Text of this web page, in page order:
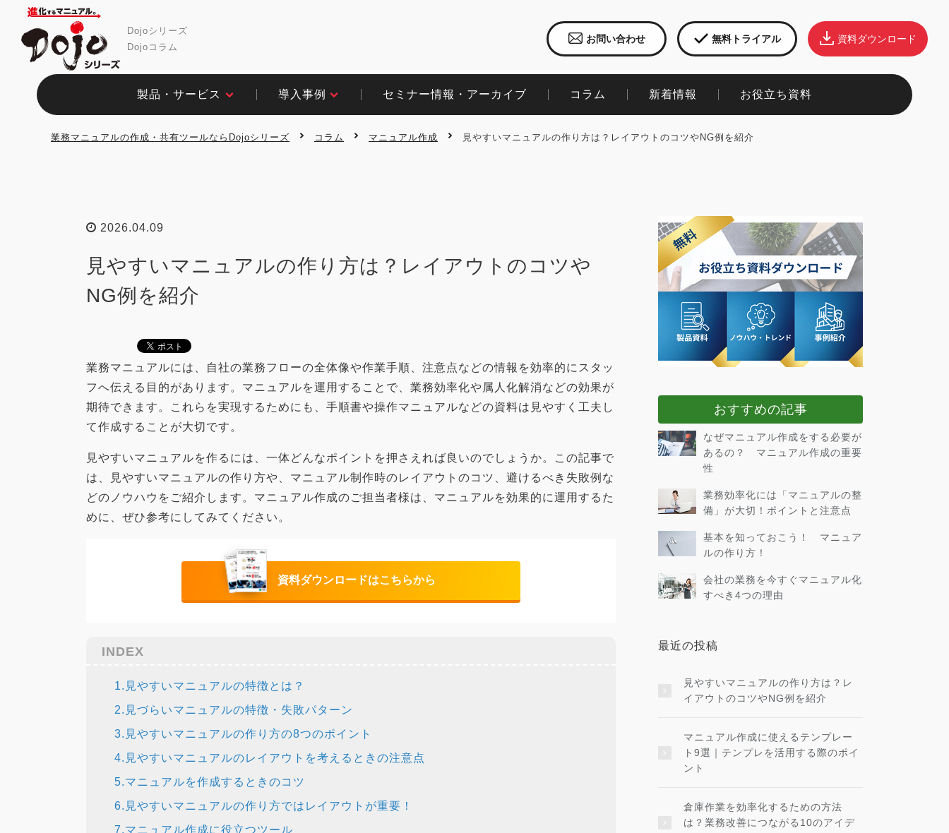
Dojoシリーズ
Dojoコラム
お問い合わせ 無料トライアル 資料ダウンロード
製品・サービス​ 導入事例​ セミナー情報・アーカイブ コラム​ 新着情報​ お役立ち資料​
業務マニュアルの作成・共有ツールならDojoシリーズ コラム マニュアル作成 見やすいマニュアルの作り方は？レイアウトのコツやNG例を紹介
2026.04.09
見やすいマニュアルの作り方は？レイアウトのコツや
NG例を紹介
業務マニュアルには、自社の業務フローの全体像や作業手順、注意点などの情報を効率的にスタッ
フへ伝える目的があります。マニュアルを運用することで、業務効率化や属人化解消などの効果が
期待できます。これらを実現するためにも、手順書や操作マニュアルなどの資料は見やすく工夫し
て作成することが大切です。
見やすいマニュアルを作るには、一体どんなポイントを押さえれば良いのでしょうか。この記事で
は、見やすいマニュアルの作り方や、マニュアル制作時のレイアウトのコツ、避けるべき失敗例な
どのノウハウをご紹介します。マニュアル作成のご担当者様は、マニュアルを効果的に運用するた
めに、ぜひ参考にしてみてください。
資料ダウンロードはこちらから
INDEX
1.見やすいマニュアルの特徴とは？
2.見づらいマニュアルの特徴・失敗パターン
3.見やすいマニュアルの作り方の8つのポイント
4.見やすいマニュアルのレイアウトを考えるときの注意点
5.マニュアルを作成するときのコツ
6.見やすいマニュアルの作り方ではレイアウトが重要！
7.マニュアル作成に役立つツール
おすすめの記事
なぜマニュアル作成をする必要が
あるの？ マニュアル作成の重要
性
業務効率化には「マニュアルの整
備」が大切！ポイントと注意点
基本を知っておこう！ マニュア
ルの作り方！
会社の業務を今すぐマニュアル化
すべき4つの理由
最近の投稿
見やすいマニュアルの作り方は？レ
イアウトのコツやNG例を紹介
マニュアル作成に使えるテンプレー
ト9選｜テンプレを活用する際のポイ
ント
倉庫作業を効率化するための方法
は？業務改善につながる10のアイデ